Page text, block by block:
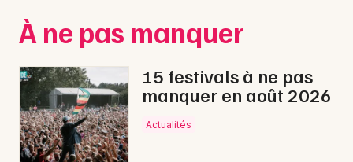
Sorties & loisirs
Newsletter des sorties
À ne pas manquer
15 festivals à ne pas
manquer en août 2026
Actualités